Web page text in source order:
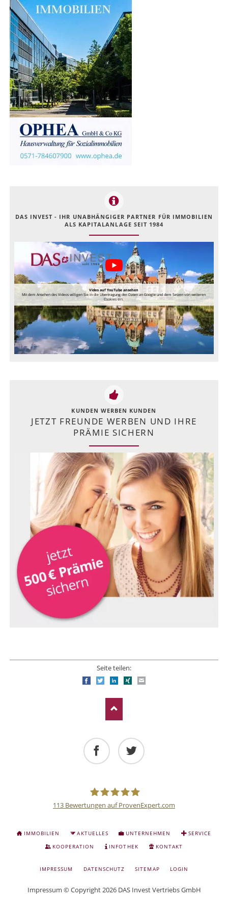
DAS INVEST - IHR UNABHÄNGIGER PARTNER FÜR IMMOBILIEN
ALS KAPITALANLAGE SEIT 1984
Video auf YouTube ansehen
Mit dem Ansehen des Videos willigen Sie in die Übertragung der Daten an Google und dem Setzen von weiteren
Cookies ein.
KUNDEN WERBEN KUNDEN
JETZT FREUNDE WERBEN UND IHRE
PRÄMIE SICHERN
Seite teilen:
FacebookTwitterLinkedIn
Xing
Anlage
und
113 Bewertungen auf ProvenExpert.com
NAVIGATION
ÜBERSPRINGEN
IMMOBILIEN AKTUELLES UNTERNEHMEN
SERVICE
KOOPERATION
INFOTHEK KONTAKT
NAVIGATION
IMPRESSUM DATENSCHUTZ SITEMAP LOGIN
Impressum © Copyright 2026 DAS Invest Vertriebs GmbH